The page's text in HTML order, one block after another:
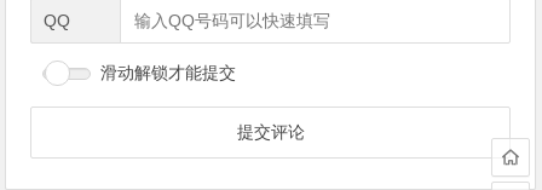
QQ
滑动解锁才能提交